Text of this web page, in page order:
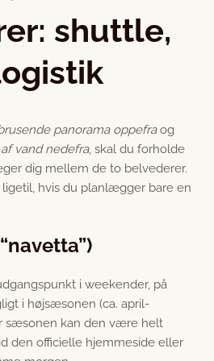
shuttle,
panorama oppefraog
vand nedefra, skal du forholde
dig mellem de to belvederer.
hvis du planlægger bare en
i weekender, på
i højsæsonen (ca. april-
sæsonen kan den være helt
den officielle hjemmeside eller